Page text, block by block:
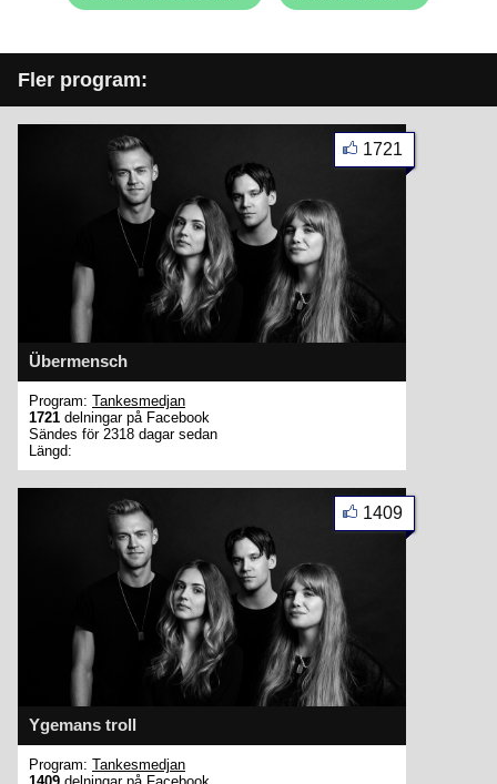
Fler program:
Übermensch
1721
Program: Tankesmedjan
1721 delningar på Facebook
Sändes för 2318 dagar sedan
Längd:
Ygemans troll
1409
Program: Tankesmedjan